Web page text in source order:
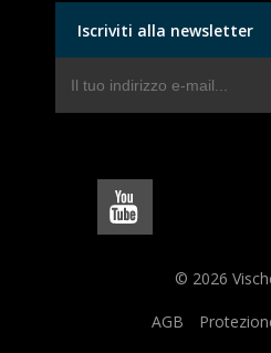
Iscriviti alla newsletter
© 2026
AGB